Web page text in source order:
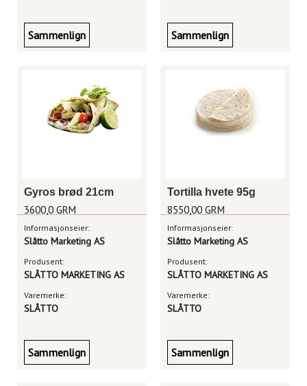
Sammenlign Sammenlign
Gyros brød 21cm
3600,0 GRM
Informasjonseier:
Slåtto Marketing AS
Produsent:
SLÅTTO MARKETING AS
Varemerke:
SLÅTTO
Sammenlign
Tortilla hvete 95g
8550,00 GRM
Informasjonseier:
Slåtto Marketing AS
Produsent:
SLÅTTO MARKETING AS
Varemerke:
SLÅTTO
Sammenlign